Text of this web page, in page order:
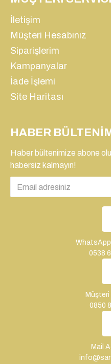
İletişim
Müşteri Hesabınız
Siparişlerim
Kampanyalar
İade İşlemi
Site Haritası
HABER
Haber bültenimize abone
habersiz kalmayın!
0538
0850
Mail